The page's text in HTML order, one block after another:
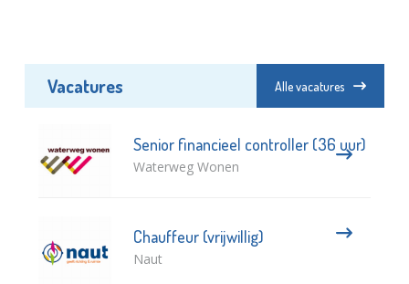
Vacatures Alle vacatures
Senior financieel controller (36 uur)
Waterweg Wonen
Chauffeur (vrijwillig)
Naut